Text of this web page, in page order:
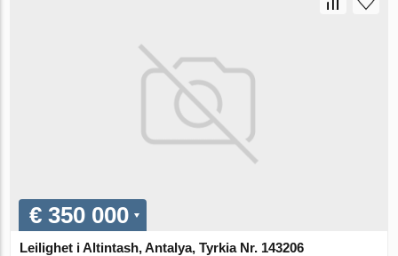
€ 350 000
Leilighet i Altintash, Antalya, Tyrkia Nr. 143206